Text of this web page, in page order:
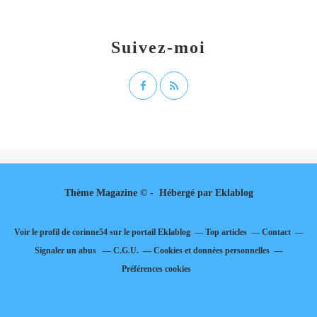
Suivez-moi
Thème Magazine © - Hébergé par Eklablog
Voir le profil de corinne54sur le portail Eklablog Top articles
Contact
Signaler un abus
C.G.U.
Cookies et données personnelles
Préférences cookies